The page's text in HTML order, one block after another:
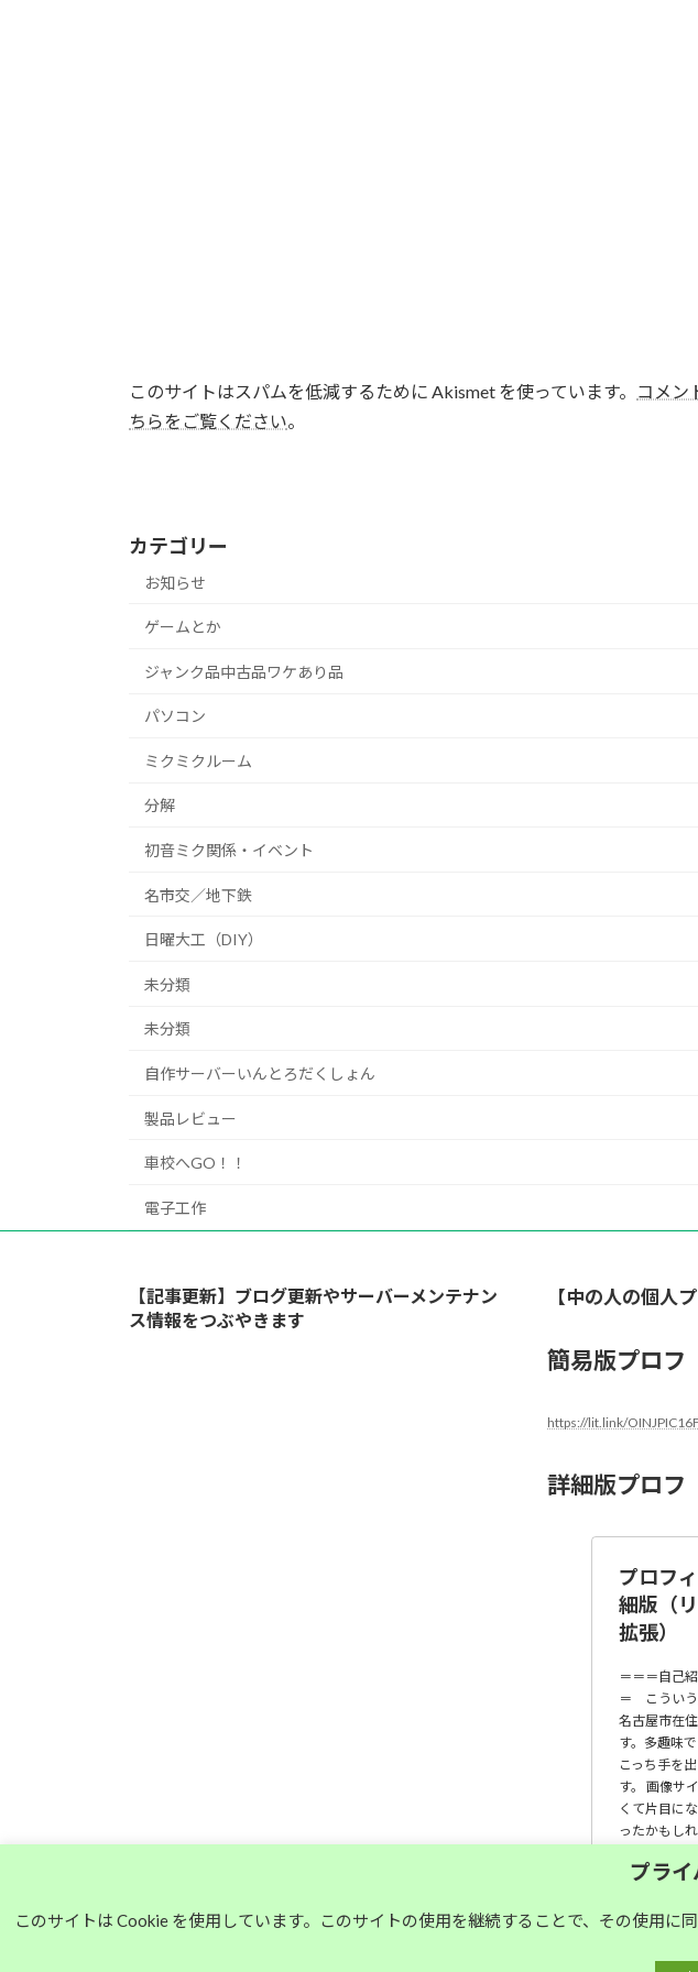
このサイトはスパムを低減するために Akismet を使っています。
コメン
ちらをご覧ください。
カテゴリー
お知らせ
ゲームとか
ジャンク品中古品ワケあり品
パソコン
ミクミクルーム
分解
初音ミク関係・イベント
名市交／地下鉄
日曜大工（DIY）
未分類
未分類
自作サーバーいんとろだくしょん
製品レビュー
車校へGO！！
電子工作
【記事更新】ブログ更新やサーバーメンテナン
ス情報をつぶやきます
【中の人の個人
簡易版プロフ
https://lit.link/
詳細版プロフ
プロフ
細版（
拡張）
＝＝＝自己
＝ こうい
名古屋市在
す。多趣味
こっち手を
す。 画像サ
くて片目に
ったかもし
大須中
プラ
このサイトは Cookie を使用しています。このサイトの使用を継続することで、その使用